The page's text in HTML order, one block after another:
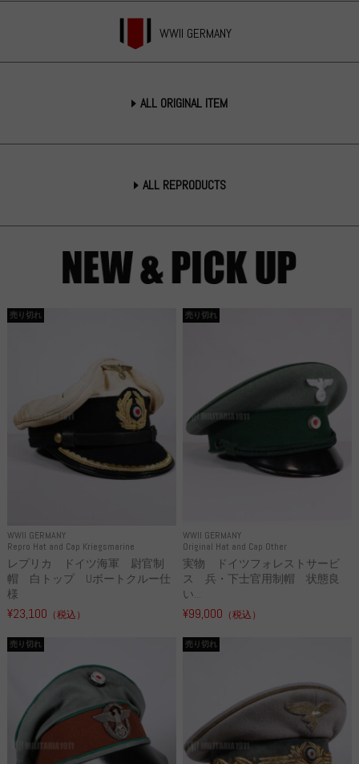
WWII GERMANY
ALL ORIGINAL ITEM
ALL REPRODUCTS
WWII GERMANY
Repro Hat and Cap Kriegsmarine
売り切れ
レプリカ ドイツ海軍 尉官制
帽 白トップ Uボートクルー仕
様
¥23,100 （税込）
WWII GERMANY
Original Hat and Cap Other
売り切れ
実物 ドイツフォレストサービ
ス 兵・下士官用制帽 状態良
い...
¥99,000 （税込）
売り切れ 売り切れ